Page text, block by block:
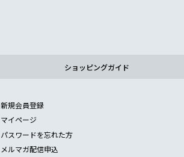
ショッピングガイド
新規会員登録
マイページ
パスワードを忘れた方
メルマガ配信申込